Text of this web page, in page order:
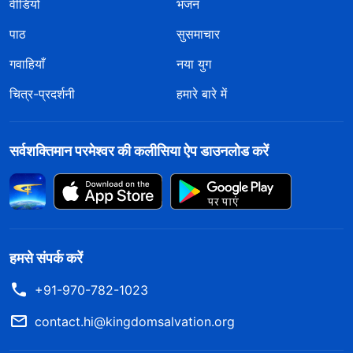
वीडियो
भजन
पाठ
सुसमाचार
गवाहियाँ
नया युग
चित्र-प्रदर्शनी
हमारे बारे में
सर्वशक्तिमान परमेश्वर की कलीसिया ऐप डाउनलोड करें
हमसे संपर्क करें
+91-970-782-1023
contact.hi@kingdomsalvation.org